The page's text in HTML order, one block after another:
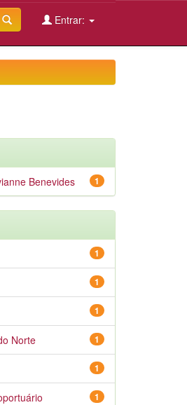
Entrar:
1
Benevides
1
1
1
1
Norte
1
1